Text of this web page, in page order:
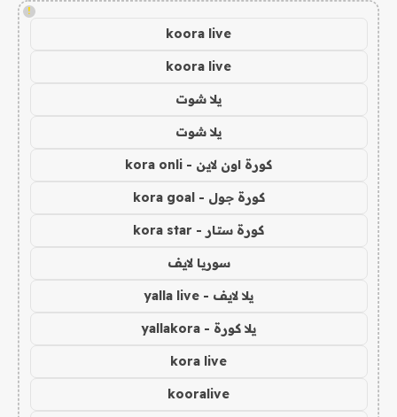
!
koora live
koora live
يلا شوت
يلا شوت
كورة اون لاين - kora onli
كورة جول - kora goal
كورة ستار - kora star
سوريا لايف
يلا لايف - yalla live
يلا كورة - yallakora
kora live
kooralive